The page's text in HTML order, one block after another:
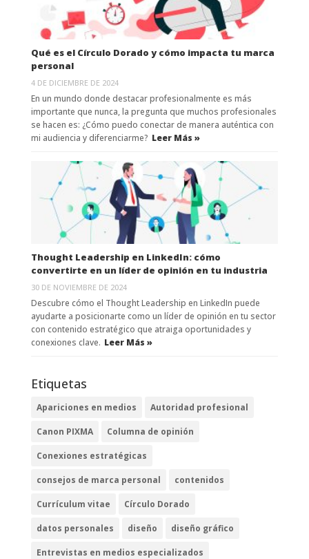
Qué es el Círculo Dorado y cómo impacta tu marca
personal
4 DE DICIEMBRE DE 2024
En un mundo donde destacar profesionalmente es más
importante que nunca, la pregunta que muchos profesionales
se hacen es: ¿Cómo puedo conectar de manera auténtica con
mi audiencia y diferenciarme? Leer Más »
Thought Leadership en LinkedIn: cómo
convertirte en un líder de opinión en tu industria
30 DE NOVIEMBRE DE 2024
Descubre cómo el Thought Leadership en LinkedIn puede
ayudarte a posicionarte como un líder de opinión en tu sector
con contenido estratégico que atraiga oportunidades y
conexiones clave. Leer Más »
Etiquetas
Apariciones en medios Autoridad profesional
Canon PIXMA Columna de opinión
Conexiones estratégicas
consejos de marca personal contenidos
Currículum vitae Círculo Dorado
datos personales diseño diseño gráfico
Entrevistas en medios especializados